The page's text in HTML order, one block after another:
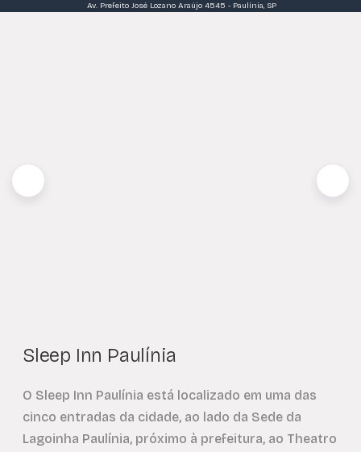
Av. Prefeito José Lozano Araújo 4545 - Paulínia, SP
Sleep Inn Paulínia
O Sleep Inn Paulínia está localizado em uma das
cinco entradas da cidade, ao lado da Sede da
Lagoinha Paulínia, próximo à prefeitura, ao Theatro